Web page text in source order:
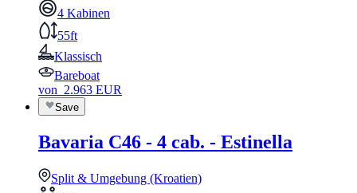
4 Kabinen
55ft
Klassisch
Bareboat
von 2.963 EUR
Save
Bavaria C46 - 4 cab. - Estinella
Split & Umgebung (Kroatien)